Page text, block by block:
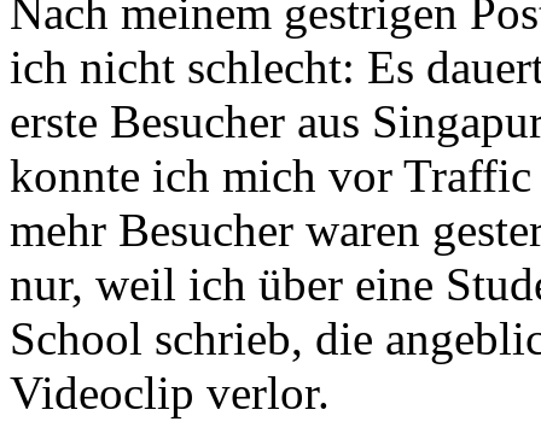
Nach meinem gestrigen
ich nicht schlecht: Es
erste Besucher aus
konnte ich mich vor
mehr Besucher waren
nur, weil ich über eine
School schrieb, die
Videoclip verlor.